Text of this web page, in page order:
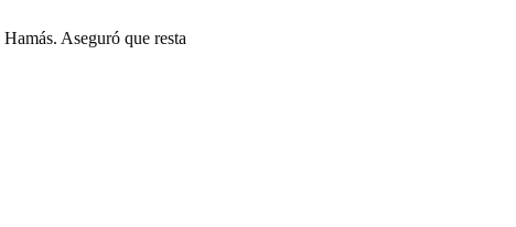
Aseguró que resta